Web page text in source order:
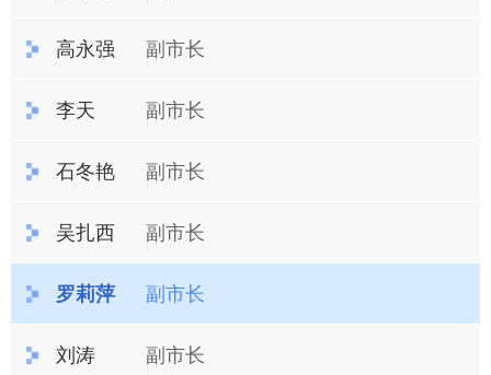
高永强 副市长
李天 副市长
石冬艳 副市长
吴扎西 副市长
罗莉萍 副市长
刘涛 副市长